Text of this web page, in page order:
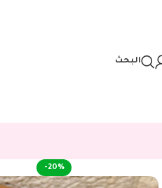
البحث
-20%